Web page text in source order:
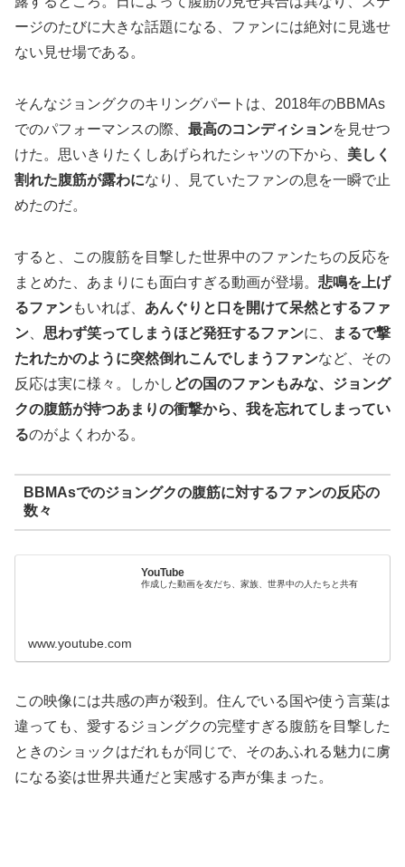
ージのたびに大きな話題になる、ファンには絶対に見逃せ
ない見せ場である。
そんなジョングクのキリングパートは、2018年のBBMAs
でのパフォーマンスの際、 最高のコンディションを見せつ
けた。思いきりたくしあげられたシャツの下から、 美しく
割れた腹筋が露わになり、見ていたファンの息を一瞬で止
めたのだ。
すると、この腹筋を目撃した世界中のファンたちの反応を
まとめた、あまりにも面白すぎる動画が登場。 悲鳴を上げ
るファンもいれば、 あんぐりと口を開けて呆然とするファ
ン
思わず笑ってしまうほど発狂するファンに、
まるで撃
たれたかのように突然倒れこんでしまうファンなど、その
反応は実に様々。しかし どの国のファンもみな、ジョング
クの腹筋が持つあまりの衝撃から、我を忘れてしまってい
るのがよくわかる。
BBMAsでのジョングクの腹筋に対するファンの反応の
数々
YouTube
作成した動画を友だち、家族、世界中の人たちと共有
www.youtube.com
この映像には共感の声が殺到。住んでいる国や使う言葉は
違っても、愛するジョングクの完璧すぎる腹筋を目撃した
ときのショックはだれもが同じで、そのあふれる魅力に虜
になる姿は世界共通だと実感する声が集まった。